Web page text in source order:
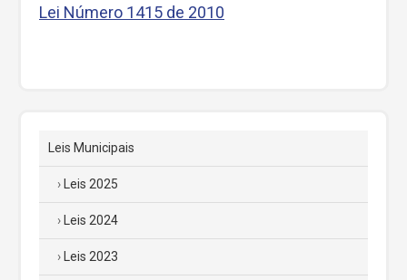
Lei Número 1415 de 2010
Leis Municipais
Leis 2025
Leis 2024
Leis 2023